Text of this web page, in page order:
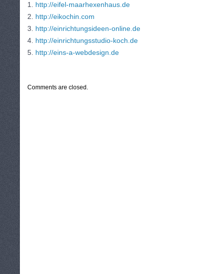
1. http://eifel-maarhexenhaus.de
2. http://eikochin.com
3. http://einrichtungsideen-online.de
4. http://einrichtungsstudio-koch.de
5. http://eins-a-webdesign.de
Comments are closed.